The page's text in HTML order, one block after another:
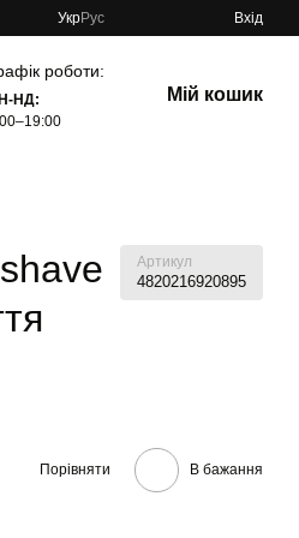
УкрРус Вхід
роботи:
НД:
Мій кошик
Артикул
4820216920895
Порівняти В бажання